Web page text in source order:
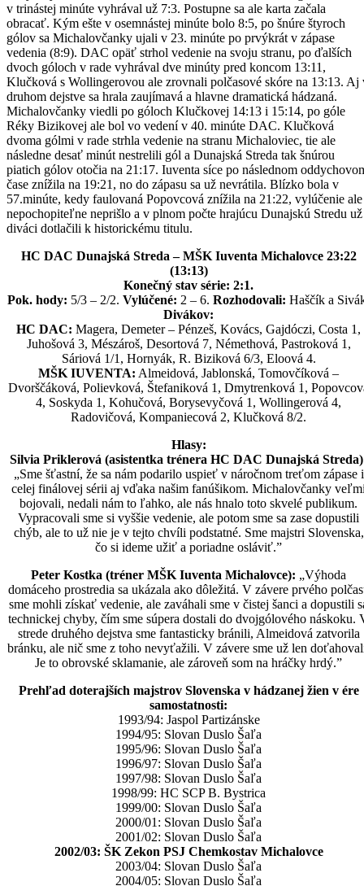
v trinástej minúte vyhrával už 7:3. Postupne sa ale karta začala
obracať. Kým ešte v osemnástej minúte bolo 8:5, po šnúre štyroch
gólov sa Michalovčanky ujali v 23. minúte po prvýkrát v zápase
vedenia (8:9). DAC opäť strhol vedenie na svoju stranu, po ďalších
dvoch góloch v rade vyhrával dve minúty pred koncom 13:11,
Klučková s Wollingerovou ale zrovnali polčasové skóre na 13:13. Aj
druhom dejstve sa hrala zaujímavá a hlavne dramatická hádzaná.
Michalovčanky viedli po góloch Klučkovej 14:13 i 15:14, po góle
Réky Bizikovej ale bol vo vedení v 40. minúte DAC. Klučková
dvoma gólmi v rade strhla vedenie na stranu Michaloviec, tie ale
následne desať minút nestrelili gól a Dunajská Streda tak šnúrou
piatich gólov otočia na 21:17. Iuventa síce po následnom
čase znížila na 19:21, no do zápasu sa už nevrátila. Blízko bola v
57.minúte, kedy faulovaná Popovcová znížila na 21:22, vylúčenie ale
nepochopiteľne neprišlo a v plnom počte hrajúcu Dunajskú Stredu už
diváci dotlačili k historickému titulu.
HC DAC Dunajská Streda – MŠK Iuventa Michalovce 23:22
(13:13)
Konečný stav série: 2:1.
Pok. hody: 5/3 – 2/2. Vylúčené: 2 – 6. Rozhodovali: Haščík a
Divákov:
HC DAC: Magera, Demeter – Pénzeš, Kovács, Gajdóczi, Costa 1,
Juhošová 3, Mészároš, Desortová 7, Némethová, Pastroková 1,
Sáriová 1/1, Hornyák, R. Biziková 6/3, Eloová 4.
MŠK IUVENTA: Almeidová, Jablonská, Tomovčíková –
Dvorščáková, Polievková, Štefaniková 1, Dmytrenková 1,
4, Soskyda 1, Kohučová, Borysevyčová 1, Wollingerová 4,
Radovičová, Kompaniecová 2, Klučková 8/2.
Hlasy:
Silvia Priklerová (asistentka trénera HC DAC Dunajská
„Sme šťastní, že sa nám podarilo uspieť v náročnom treťom zápase i
celej finálovej sérii aj vďaka našim fanúšikom. Michalovčanky
bojovali, nedali nám to ľahko, ale nás hnalo toto skvelé publikum.
Vypracovali sme si vyššie vedenie, ale potom sme sa zase dopustili
chýb, ale to už nie je v tejto chvíli podstatné. Sme majstri Slovenska,
čo si ideme užiť a poriadne osláviť.”
Peter Kostka (tréner MŠK Iuventa Michalovce): „Výhoda
domáceho prostredia sa ukázala ako dôležitá. V závere prvého
sme mohli získať vedenie, ale zaváhali sme v čistej šanci a dopustili
technickej chyby, čím sme súpera dostali do dvojgólového náskoku.
strede druhého dejstva sme fantasticky bránili, Almeidová zatvorila
bránku, ale nič sme z toho nevyťažili. V závere sme už len
Je to obrovské sklamanie, ale zároveň som na hráčky hrdý.”
Prehľad doterajších majstrov Slovenska v hádzanej žien v ére
samostatnosti:
1993/94: Jaspol Partizánske
1994/95: Slovan Duslo Šaľa
1995/96: Slovan Duslo Šaľa
1996/97: Slovan Duslo Šaľa
1997/98: Slovan Duslo Šaľa
1998/99: HC SCP B. Bystrica
1999/00: Slovan Duslo Šaľa
2000/01: Slovan Duslo Šaľa
2001/02: Slovan Duslo Šaľa
2002/03: ŠK Zekon PSJ Chemkostav Michalovce
2003/04: Slovan Duslo Šaľa
2004/05: Slovan Duslo Šaľa